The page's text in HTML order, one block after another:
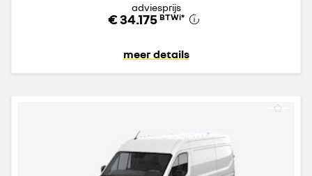
adviesprijs
€ 34.175 BTWi*
meer details